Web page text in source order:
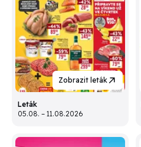
Zobrazit leták
Leták
05.08. – 11.08.2026